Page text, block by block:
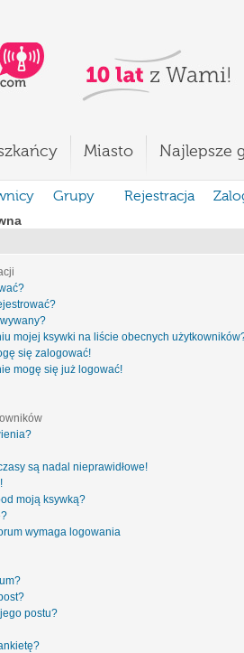
Miasto Najlepsze
Grupy Rejestracja
mojej ksywki na liście obecnych
się zalogować!
mogę się już logować!
są nadal nieprawidłowe!
moją ksywką?
wymaga logowania
postu?